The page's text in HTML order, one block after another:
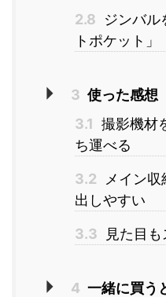
2.8
ジンバル
トポケット」
3 使った感想
3.1 撮影機材
ち運べる
3.2
メイン
出しやすい
3.3 見た目
4 一緒に買う